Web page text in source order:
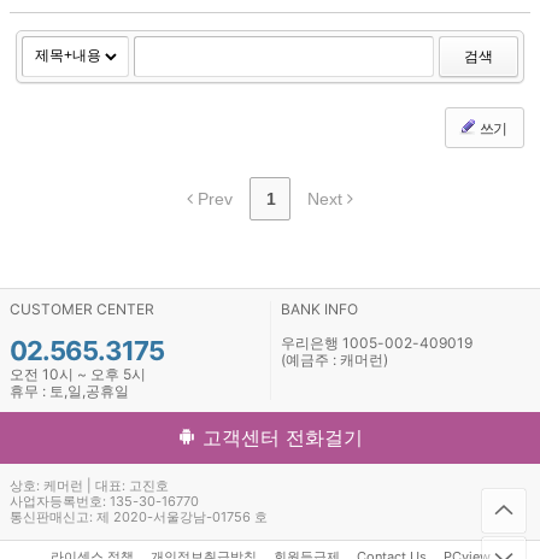
검색
쓰기
Prev 1 Next
CUSTOMER CENTER
02.565.3175
오전 10시 ~ 오후 5시
휴무 : 토,일,공휴일
BANK INFO
우리은행 1005-002-409019
(예금주 : 캐머런)
고객센터 전화걸기
상호: 케머런 | 대표: 고진호
사업자등록번호: 135-30-16770
통신판매신고: 제 2020-서울강남-01756 호